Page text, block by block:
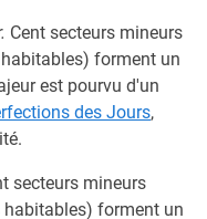
Cent secteurs mineurs
forment un
est pourvu d'un
des Jours,
secteurs mineurs
forment un